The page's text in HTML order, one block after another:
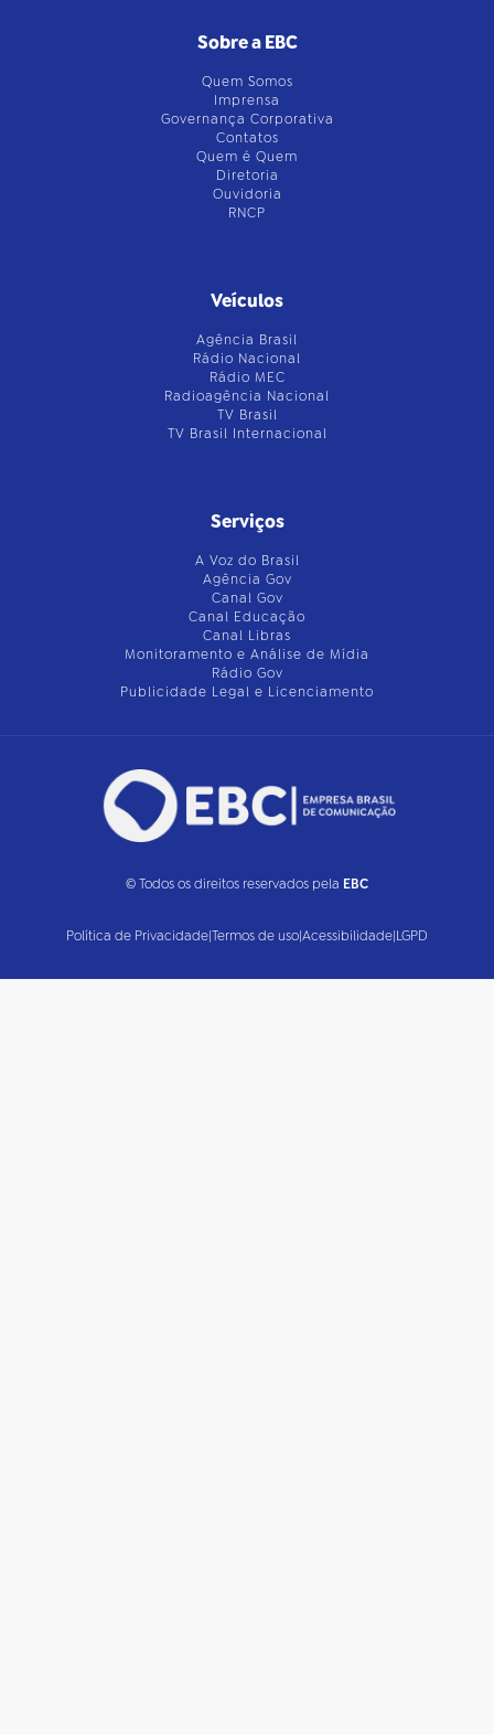
Sobre a EBC
Quem Somos
Imprensa
Governança Corporativa
Contatos
Quem é Quem
Diretoria
Ouvidoria
RNCP
Veículos
Agência Brasil
Rádio Nacional
Rádio MEC
Radioagência Nacional
TV Brasil
TV Brasil Internacional
Serviços
A Voz do Brasil
Agência Gov
Canal Gov
Canal Educação
Canal Libras
Monitoramento e Análise de Mídia
Rádio Gov
Publicidade Legal e Licenciamento
© Todos os direitos reservados pela EBC
Política de Privacidade|Termos de uso|Acessibilidade|LGPD